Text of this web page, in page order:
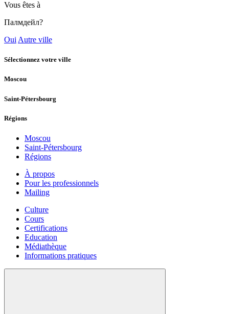
Vous êtes à
Палмдейл?
Oui Autre ville
Sélectionnez votre ville
Moscou
Saint-Pétersbourg
Régions
Moscou
Saint-Pétersbourg
Régions
À propos
Pour les professionnels
Mailing
Culture
Cours
Certifications
Education
Médiathèque
Informations pratiques